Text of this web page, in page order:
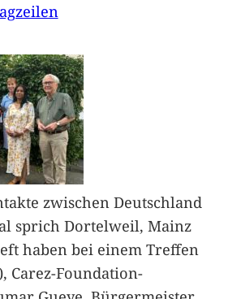
zwischen Deutschland
sprich Dortelweil, Mainz
haben bei einem Treffen
Carez-Foundation-